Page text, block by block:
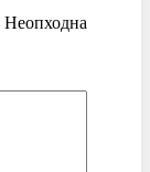
Неопходна